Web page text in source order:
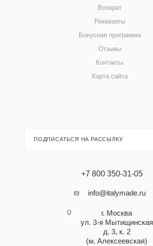
Возврат
Реквизиты
Бонусная программа
Отзывы
Контакты
Карта сайта
ПОДПИСАТЬСЯ НА РАССЫЛКУ
+7 800 350-31-05
info@italymade.ru
г. Москва
ул. 3-я Мытищинская
д. 3, к. 2
(м. Алексеевская)